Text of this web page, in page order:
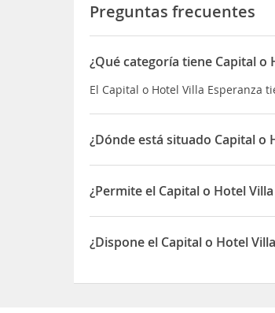
Preguntas frecuentes
¿Qué categoría tiene Capital o
El Capital o Hotel Villa Esperanza
¿Dónde está situado Capital o
El Capital o Hotel Villa Esperanza
¿Permite el Capital o Hotel
Sí, el Capital o Hotel Villa
¿Dispone el Capital o Hotel